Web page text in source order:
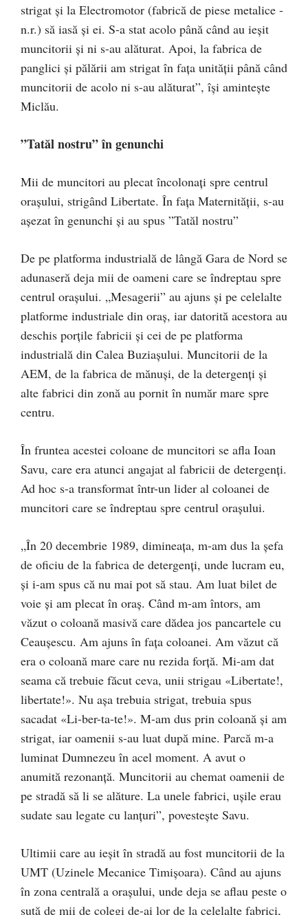
strigat și la Electromotor (fabrică de piese metalice -
n.r.) să iasă și ei. S-a stat acolo până când au ieșit
muncitorii și ni s-au alăturat. Apoi, la fabrica de
panglici și pălării am strigat în fața unității până când
muncitorii de acolo ni s-au alăturat”, își amintește
Miclău.
”Tatăl nostru” în genunchi
Mii de muncitori au plecat încolonați spre centrul
orașului, strigând Libertate. În fața Maternității, s-au
așezat în genunchi și au spus ”Tatăl nostru”
De pe platforma industrială de lângă Gara de Nord se
adunaseră deja mii de oameni care se îndreptau spre
centrul orașului. „Mesagerii” au ajuns și pe celelalte
platforme industriale din oraș, iar datorită acestora au
deschis porțile fabricii și cei de pe platforma
industrială din Calea Buziașului. Muncitorii de la
AEM, de la fabrica de mănuși, de la detergenți și
alte fabrici din zonă au pornit în număr mare spre
centru.
În fruntea acestei coloane de muncitori se afla Ioan
Savu, care era atunci angajat al fabricii de detergenți.
Ad hoc s-a transformat într-un lider al coloanei de
muncitori care se îndreptau spre centrul orașului.
„În 20 decembrie 1989, dimineața, m-am dus la șefa
de oficiu de la fabrica de detergenți, unde lucram eu,
și i-am spus că nu mai pot să stau. Am luat bilet de
voie și am plecat în oraș. Când m-am întors, am
văzut o coloană masivă care dădea jos pancartele cu
Ceaușescu. Am ajuns în fața coloanei. Am văzut că
era o coloană mare care nu rezida forță. Mi-am dat
seama că trebuie făcut ceva, unii strigau «Libertate!,
libertate!». Nu așa trebuia strigat, trebuia spus
sacadat «Li-ber-ta-te!». M-am dus prin coloană și am
strigat, iar oamenii s-au luat după mine. Parcă m-a
luminat Dumnezeu în acel moment. A avut o
anumită rezonanță. Muncitorii au chemat oamenii de
pe stradă să li se alăture. La unele fabrici, ușile erau
sudate sau legate cu lanțuri”, povesteşte Savu.
Ultimii care au ieșit în stradă au fost muncitorii de la
UMT (Uzinele Mecanice Timișoara). Când au ajuns
în zona centrală a orașului, unde deja se aflau peste o
sută de mii de colegi de-ai lor de la celelalte fabrici,